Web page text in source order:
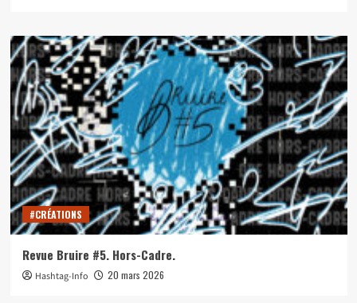
#CRÉATIONS
Revue Bruire #5. Hors-Cadre.
Hashtag-Info 20 mars 2026